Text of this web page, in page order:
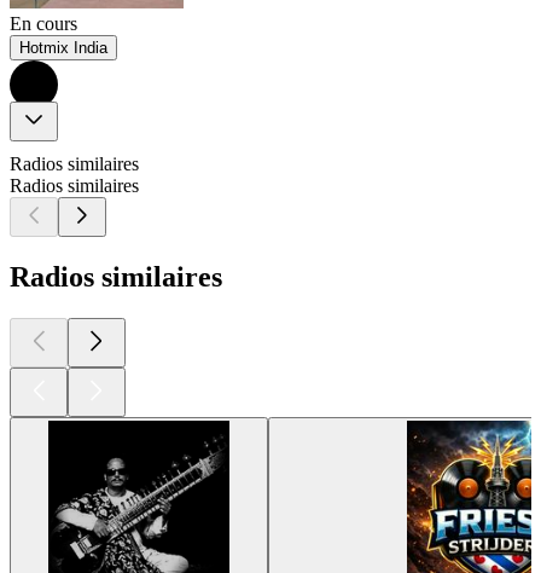
En cours
Hotmix India
Radios similaires
Radios similaires
Radios similaires